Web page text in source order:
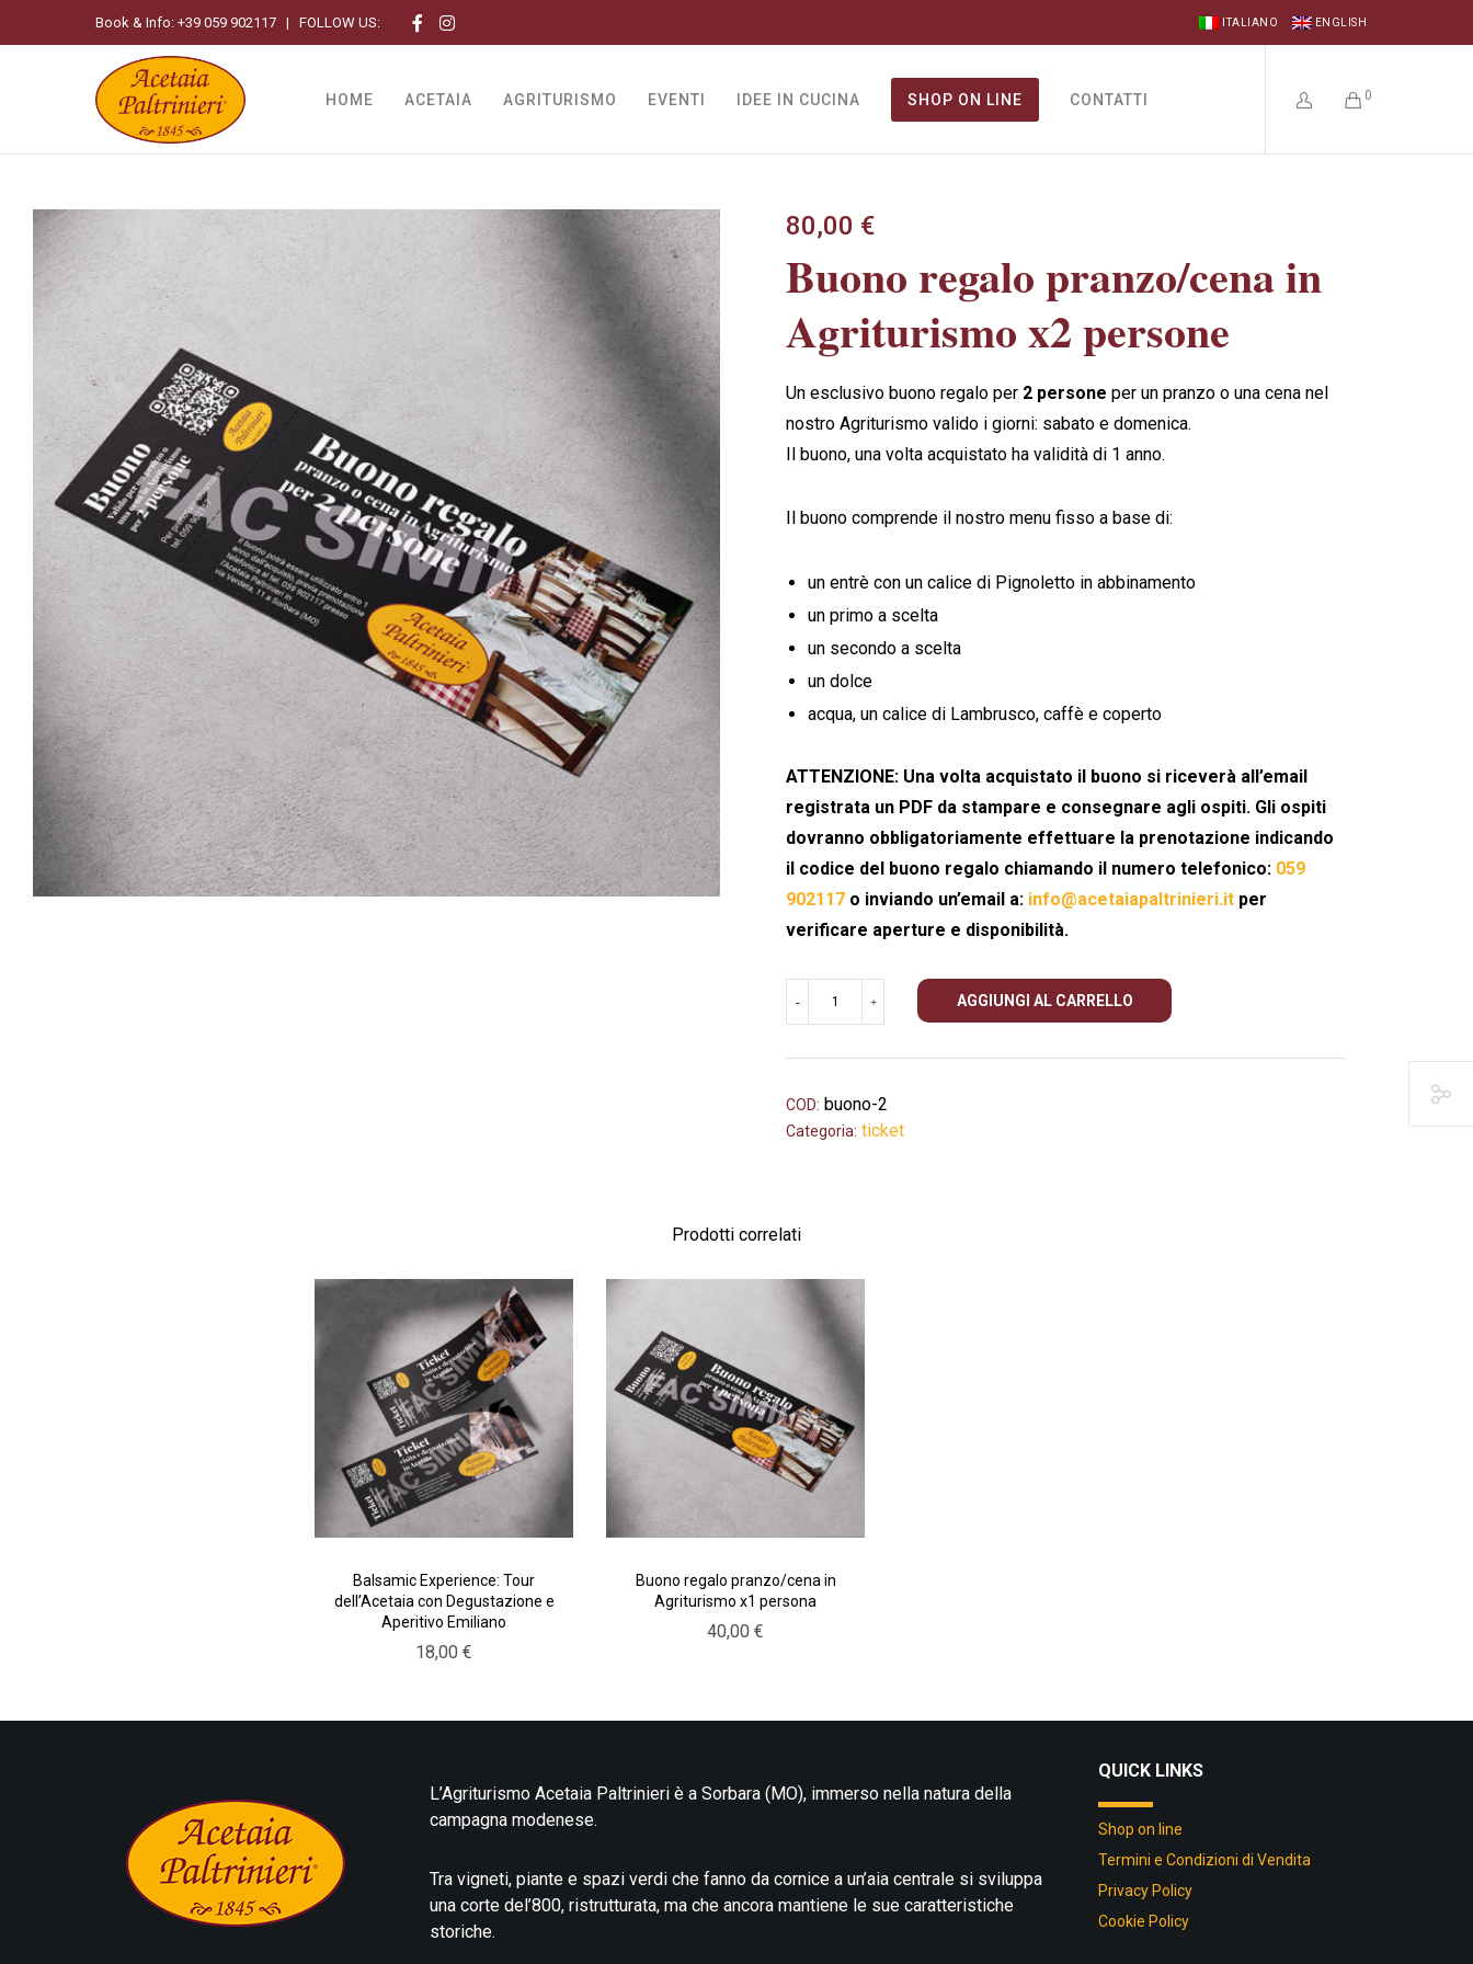
Book & Info: +39 059 902117 | FOLLOW US: ITALIANO ENGLISH
0
HOME ACETAIA AGRITURISMO EVENTI IDEE IN CUCINA SHOP ON LINE CONTATTI
80,00 €
Buono regalo pranzo/cena in
Agriturismo x2 persone
Un esclusivo buono regalo per 2 persone per un pranzo o una cena nel
nostro Agriturismo valido i giorni: sabato e domenica.
Il buono, una volta acquistato ha validità di 1 anno.
Il buono comprende il nostro menu fisso a base di:
un entrè con un calice di Pignoletto in abbinamento
un primo a scelta
un secondo a scelta
un dolce
acqua, un calice di Lambrusco, caffè e coperto
ATTENZIONE: Una volta acquistato il buono si riceverà all’email
registrata un PDF da stampare e consegnare agli ospiti. Gli ospiti
dovranno obbligatoriamente effettuare la prenotazione indicando
il codice del buono regalo chiamando il numero telefonico: 059
902117 o inviando un’email a: info@acetaiapaltrinieri.it per
verificare aperture e disponibilità.
Agriturismo
x2
- + AGGIUNGI AL CARRELLO
COD: buono-2
Categoria: ticket
Prodotti correlati
Balsamic Experience: Tour
dell’Acetaia con Degustazione e
Aperitivo Emiliano
18,00 €
Buono regalo pranzo/cena in
Agriturismo x1 persona
40,00 €
L’Agriturismo Acetaia Paltrinieri è a Sorbara (MO), immerso nella natura della
campagna modenese.
Tra vigneti, piante e spazi verdi che fanno da cornice a un’aia centrale si sviluppa
una corte del’800, ristrutturata, ma che ancora mantiene le sue caratteristiche
storiche.
QUICK LINKS
Shop on line
Termini e Condizioni di Vendita
Privacy Policy
Cookie Policy